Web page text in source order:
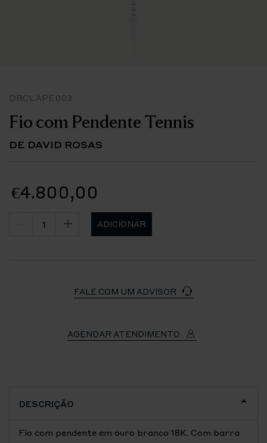
DRCLAPE003
Fio com Pendente Tennis
DE DAVID ROSAS
€4.800,00
ADICIONAR
FALE COM UM ADVISOR
AGENDAR ATENDIMENTO
DESCRIÇÃO
Fio com pendente em ouro branco 18K. Com barra